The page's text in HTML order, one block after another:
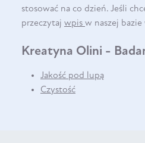
stosować na co dzień. Jeśli
przeczytaj wpis w naszej bazie
Kreatyna Olini -
Jakość pod lupą
Czystość